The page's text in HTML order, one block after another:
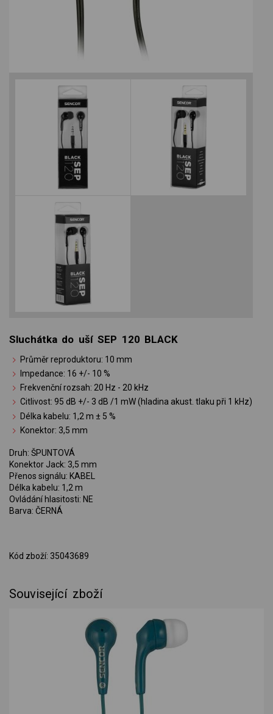
Sluchátka do uší SEP 120 BLACK
Průměr reproduktoru: 10 mm
Impedance: 16 +/- 10 %
Frekvenční rozsah: 20 Hz - 20 kHz
Citlivost: 95 dB +/- 3 dB /1 mW (hladina akust. tlaku při 1 kHz)
Délka kabelu: 1,2 m ± 5 %
Konektor: 3,5 mm
Druh: ŠPUNTOVÁ
Konektor Jack: 3,5 mm
Přenos signálu: KABEL
Délka kabelu: 1,2 m
Ovládání hlasitosti: NE
Barva: ČERNÁ
Kód zboží: 35043689
Související zboží